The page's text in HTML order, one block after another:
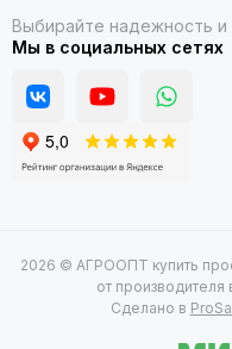
Выбирайте надежность и
Мы в социальных сетях
2026 © АГРООПТ купить
от
Сделано в